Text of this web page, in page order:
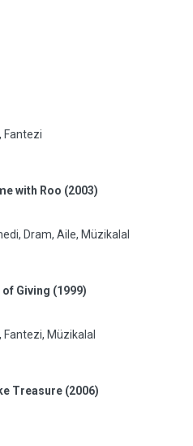
Fantezi
with Roo (2003)
Dram, Aile, Müzikalal
Giving (1999)
Müzikalal
Treasure (2006)